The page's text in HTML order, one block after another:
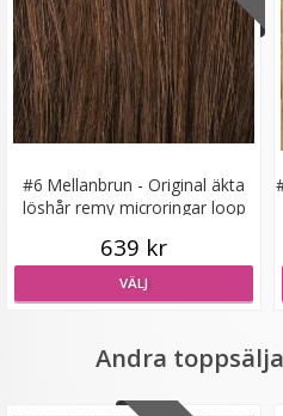
#4B Rödbrun -
★★
LÄGG I
#6 Mellanbrun - Original äkta
löshår remy microringar loop
639 kr
VÄLJ
Andra